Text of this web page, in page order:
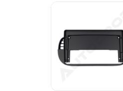
Rame adaptoare Chevrolet
Rame adaptoare Mitsubishi